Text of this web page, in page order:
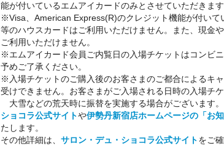
能が付いているエムアイカードのみとさせていただきます
※Visa、American Express(R)のクレジット機能が付いて
等のハウスカードはご利用いただけません。また、現金
ご利用いただけません。
※エムアイカード会員ご内覧日の入場チケットはコンビニ
予めご了承ください。
※入場チケットのご購入後のお客さまのご都合によるキ
受けできません。お客さまがご入場される日時の入場チ
大雪などの荒天時に振替を実施する場合がございます
ショコラ公式サイトや伊勢丹新宿店ホームページの「お
たします。
その他詳細は、 サロン・デュ・ショコラ公式サイトをご